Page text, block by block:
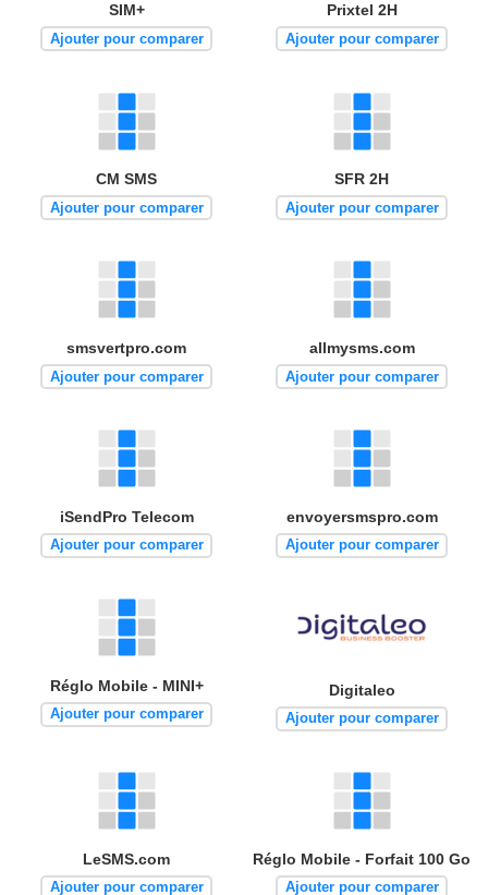
SIM+
Ajouter pour comparer
Prixtel 2H
Ajouter pour comparer
CM SMS
Ajouter pour comparer
SFR 2H
Ajouter pour comparer
smsvertpro.com
Ajouter pour comparer
allmysms.com
Ajouter pour comparer
iSendPro Telecom
Ajouter pour comparer
envoyersmspro.com
Ajouter pour comparer
Réglo Mobile - MINI+
Ajouter pour comparer
Digitaleo
Ajouter pour comparer
LeSMS.com
Ajouter pour comparer
Réglo Mobile - Forfait 100 Go
Ajouter pour comparer